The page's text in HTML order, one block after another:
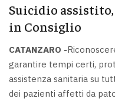
Suicidio
in Consiglio
CATANZARO -
garantire tempi certi,
assistenza sanitaria su
dei pazienti affetti da